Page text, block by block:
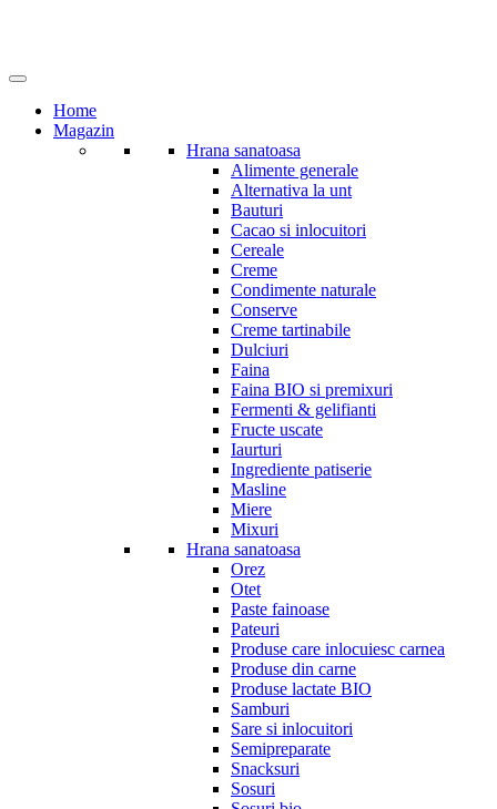
Home
Magazin
Hrana sanatoasa
Alimente generale
Alternativa la unt
Bauturi
Cacao si inlocuitori
Cereale
Creme
Condimente naturale
Conserve
Creme tartinabile
Dulciuri
Faina
Faina BIO si premixuri
Fermenti & gelifianti
Fructe uscate
Iaurturi
Ingrediente patiserie
Masline
Miere
Mixuri
Hrana sanatoasa
Orez
Otet
Paste fainoase
Pateuri
Produse care inlocuiesc carnea
Produse din carne
Produse lactate BIO
Samburi
Sare si inlocuitori
Semipreparate
Snacksuri
Sosuri